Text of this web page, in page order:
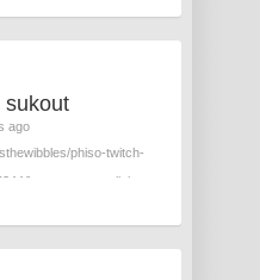
sukout
ago
phiso-twitch-